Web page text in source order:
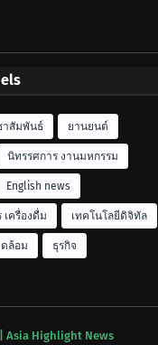
าสัมพันธ์ ยานยนต์
นิทรรศการ งานมหกรรม
English news
เครื่องดื่ม เทคโนโลยีดิจิทัล
ล้อม ธุรกิจ
Asia Highlight News